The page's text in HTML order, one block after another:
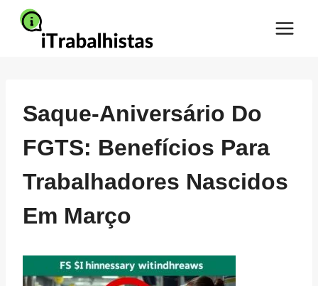
Pular
para
Saque-Aniversário Do
FGTS: Benefícios Para
Trabalhadores Nascidos
Em Março